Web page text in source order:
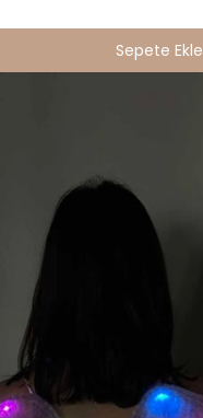
Sepete Ekle